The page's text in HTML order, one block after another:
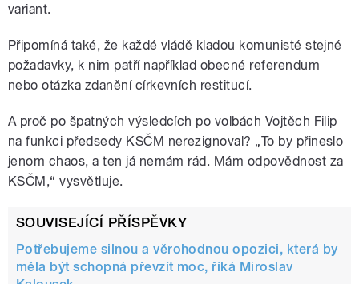
variant.
Připomíná také, že každé vládě kladou komunisté stejné
požadavky, k nim patří například obecné referendum
nebo otázka zdanění církevních restitucí.
A proč po špatných výsledcích po volbách Vojtěch Filip
na funkci předsedy KSČM nerezignoval? „To by přineslo
jenom chaos, a ten já nemám rád. Mám odpovědnost za
KSČM,“ vysvětluje.
SOUVISEJÍCÍ PŘÍSPĚVKY
Potřebujeme silnou a věrohodnou opozici, která by
měla být schopná převzít moc, říká Miroslav